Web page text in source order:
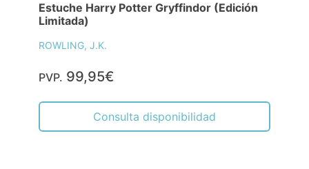
Estuche Harry Potter Gryffindor (Edición
Limitada)
ROWLING, J.K.
PVP. 99,95€
Consulta disponibilidad